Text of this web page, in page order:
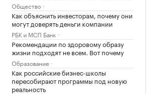
Общество
Как объяснить инвесторам, почему они
могут доверять деньги компании
РБК и МСП Банк
Рекомендации по здоровому образу
жизни подходят не всем. Вот почему
Образование
Как российские бизнес-школы
пересобирают программы под новую
реальность